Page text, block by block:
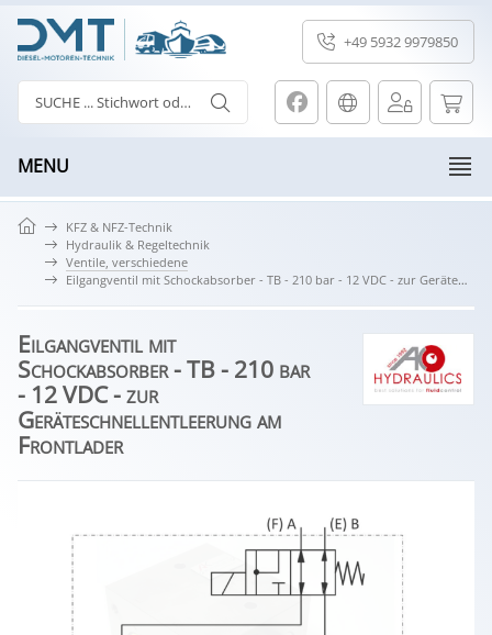
+49 5932 9979850
MENU
KFZ & NFZ-Technik
Hydraulik & Regeltechnik
Ventile, verschiedene
Eilgangventil mit Schockabsorber - TB - 210 bar - 12 VDC - zur Geräteschnellentleerung am Frontlader
Eilgangventil mit
Schockabsorber - TB - 210 bar
- 12 VDC - zur
Geräteschnellentleerung am
Frontlader